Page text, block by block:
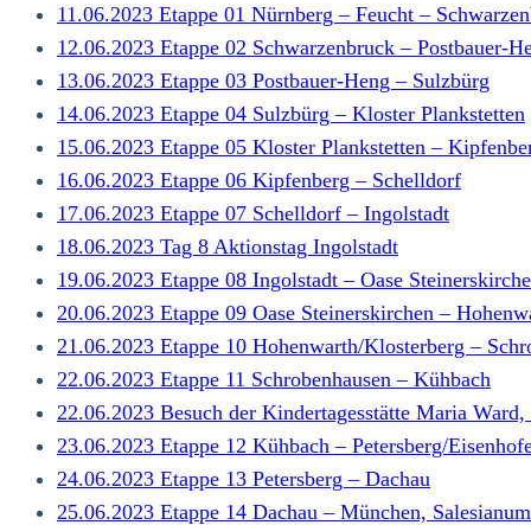
11.06.2023 Etappe 01 Nürnberg – Feucht –
12.06.2023 Etappe 02 Schwarzenbruck – Postbauer-
13.06.2023 Etappe 03 Postbauer-Heng – Sulzbürg
14.06.2023 Etappe 04 Sulzbürg – Kloster Plankstetten
15.06.2023 Etappe 05 Kloster Plankstetten –
16.06.2023 Etappe 06 Kipfenberg – Schelldorf
17.06.2023 Etappe 07 Schelldorf – Ingolstadt
18.06.2023 Tag 8 Aktionstag Ingolstadt
19.06.2023 Etappe 08 Ingolstadt – Oase
20.06.2023 Etappe 09 Oase Steinerskirchen –
21.06.2023 Etappe 10 Hohenwarth/Klosterberg –
22.06.2023 Etappe 11 Schrobenhausen – Kühbach
22.06.2023 Besuch der Kindertagesstätte Maria Ward,
23.06.2023 Etappe 12 Kühbach – Petersberg/
24.06.2023 Etappe 13 Petersberg – Dachau
25.06.2023 Etappe 14 Dachau – München, Salesianum